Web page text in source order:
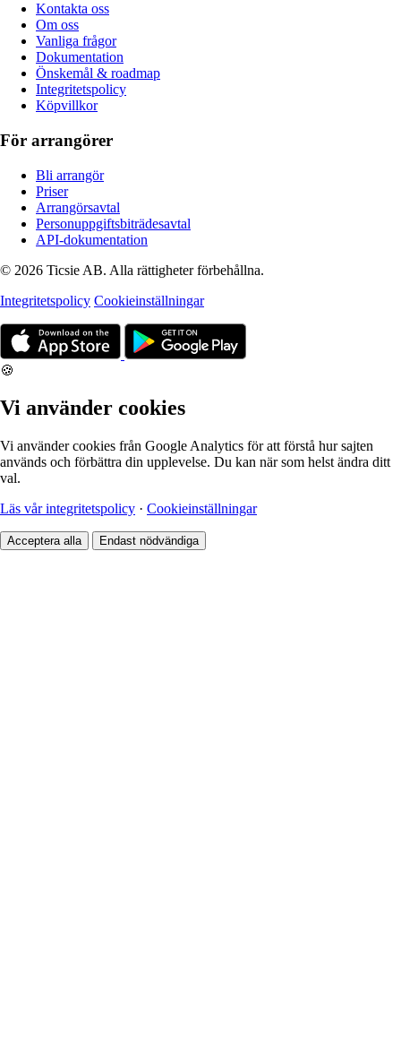
Kontakta oss
Om oss
Vanliga frågor
Dokumentation
Önskemål & roadmap
Integritetspolicy
Köpvillkor
För arrangörer
Bli arrangör
Priser
Arrangörsavtal
Personuppgiftsbiträdesavtal
API-dokumentation
© 2026 Ticsie AB. Alla rättigheter förbehållna.
Integritetspolicy Cookieinställningar
🍪
Vi använder cookies
Vi använder cookies från Google Analytics för att förstå hur sajten
används och förbättra din upplevelse. Du kan när som helst ändra ditt
val.
Läs vår integritetspolicy · Cookieinställningar
Acceptera alla Endast nödvändiga